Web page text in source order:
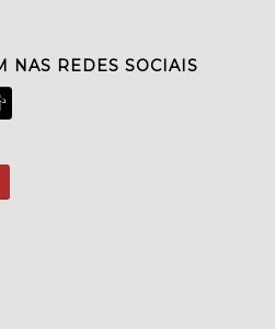
NAS REDES SOCIAIS